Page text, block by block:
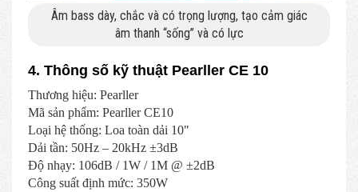
Âm bass dày, chắc và có trọng lượng, tạo cảm giác
âm thanh “sống” và có lực
4. Thông số kỹ thuật Pearller CE 10
Thương hiệu: Pearller
Mã sản phẩm: Pearller CE10
Loại hệ thống: Loa toàn dải 10"
Dải tần: 50Hz – 20kHz ±3dB
Độ nhạy: 106dB / 1W / 1M @ ±2dB
Công suất định mức: 350W